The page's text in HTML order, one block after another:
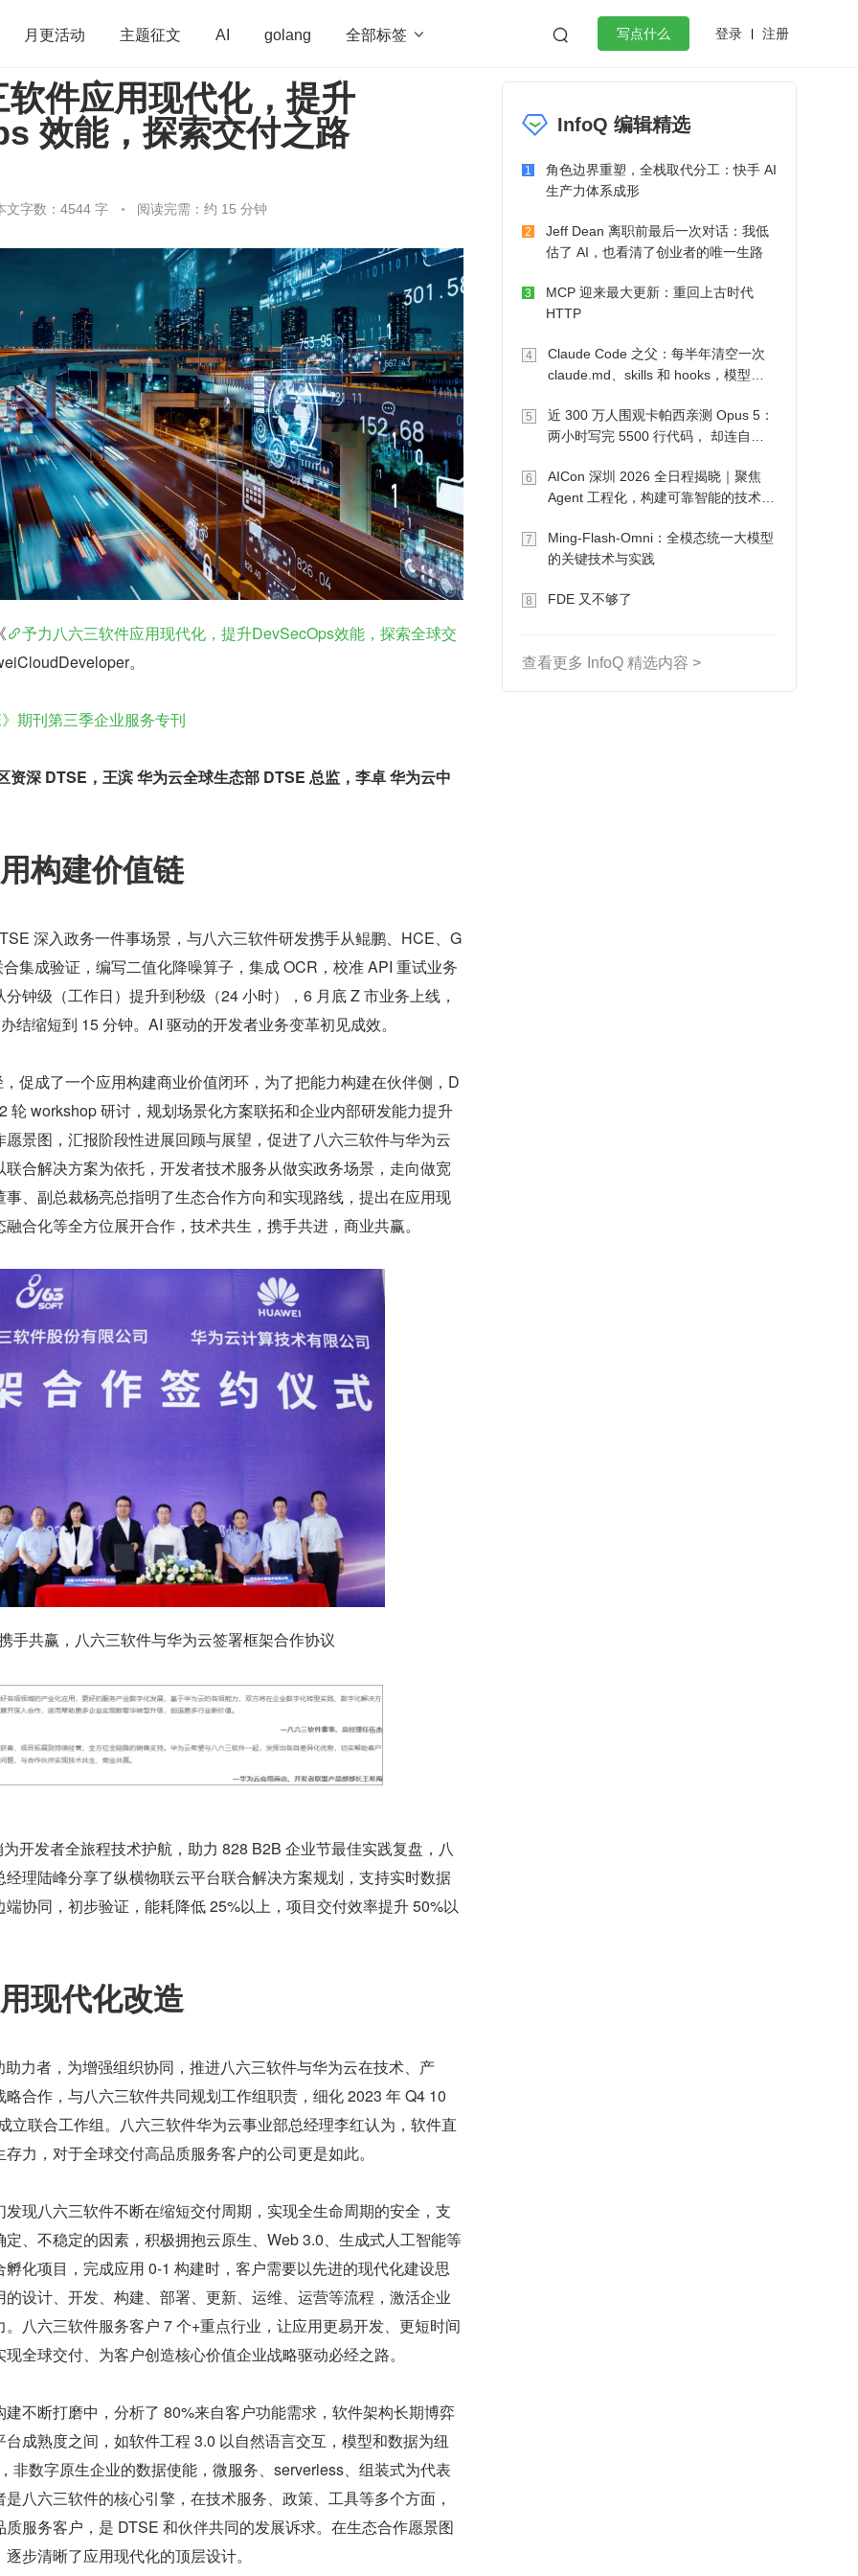
月更活动 主题征文 AI golang 全部标签   写点什么 登录 注册
算法 学习方法 Web3.0
员 运维 深度思考 低代码 redis 微服务架构 flutter
件应用现代化，提升
效能，探索交付之路
文字数：4544 字 阅读完需：约 15 分钟
予力八六三软件应用现代化，提升DevSecOps效能，探索全球交
。
期刊第三季企业服务专刊
资深 DTSE，王滨 华为云全球生态部 DTSE 总监，李卓 华为云中
构建价值链
深入政务一件事场景，与八六三软件研发携手从鲲鹏、HCE、G
集成验证，编写二值化降噪算子，集成 OCR，校准 API 重试业务
钟级（工作日）提升到秒级（24 小时），6 月底 Z 市业务上线，
结缩短到 15 分钟。AI 驱动的开发者业务变革初见成效。
促成了一个应用构建商业价值闭环，为了把能力构建在伙伴侧，D
轮 workshop 研讨，规划场景化方案联拓和企业内部研发能力提升
景图，汇报阶段性进展回顾与展望，促进了八六三软件与华为云
合解决方案为依托，开发者技术服务从做实政务场景，走向做宽
、副总裁杨亮总指明了生态合作方向和实现路线，提出在应用现
合化等全方位展开合作，技术共生，携手共进，商业共赢。
手共赢，八六三软件与华为云签署框架合作协议
开发者全旅程技术护航，助力 828 B2B 企业节最佳实践复盘，八
理陆峰分享了纵横物联云平台联合解决方案规划，支持实时数据
协同，初步验证，能耗降低 25%以上，项目交付效率提升 50%以
现代化改造
力者，为增强组织协同，推进八六三软件与华为云在技术、产
合作，与八六三软件共同规划工作组职责，细化 2023 年 Q4 10
立联合工作组。八六三软件华为云事业部总经理李红认为，软件直
力，对于全球交付高品质服务客户的公司更是如此。
现八六三软件不断在缩短交付周期，实现全生命周期的安全，支
、不稳定的因素，积极拥抱云原生、Web 3.0、生成式人工智能等
化项目，完成应用 0-1 构建时，客户需要以先进的现代化建设思
设计、开发、构建、部署、更新、运维、运营等流程，激活企业
八六三软件服务客户 7 个+重点行业，让应用更易开发、更短时间
全球交付、为客户创造核心价值企业战略驱动必经之路。
不断打磨中，分析了 80%来自客户功能需求，软件架构长期博弈
成熟度之间，如软件工程 3.0 以自然语言交互，模型和数据为纽
非数字原生企业的数据使能，微服务、serverless、组装式为代表
八六三软件的核心引擎，在技术服务、政策、工具等多个方面，
服务客户，是 DTSE 和伙伴共同的发展诉求。在生态合作愿景图
步清晰了应用现代化的顶层设计。
InfoQ 编辑精选
1
角色边界重塑，全栈取代分工：快手 AI
生产力体系成形
2
Jeff Dean 离职前最后一次对话：我低
估了 AI，也看清了创业者的唯一生路
3
MCP 迎来最大更新：重回上古时代
HTTP
4
Claude Code 之父：每半年清空一次
claude.md、skills 和 hooks，模型自
5
近 300 万人围观卡帕西亲测 Opus 5：
两小时写完 5500 行代码， 却连自己
6
AICon 深圳 2026 全日程揭晓｜聚焦
Agent 工程化，构建可靠智能的技术路
7
Ming-Flash-Omni：全模态统一大模型
的关键技术与实践
8 FDE 又不够了
查看更多 InfoQ 精选内容 >